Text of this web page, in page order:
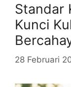
Standar
Kunci
28 Februari